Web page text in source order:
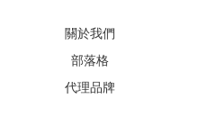
關於我們
部落格
代理品牌